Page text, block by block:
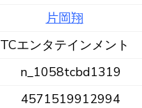
片岡翔
TCエンタテインメント
n_1058tcbd1319
4571519912994